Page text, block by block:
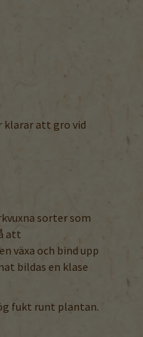
klarar att gro vid
sorter som
att
växa och bind upp
bildas en klase
fukt runt plantan.